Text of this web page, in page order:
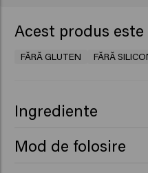
Acest produs este
FĂRĂ GLUTEN FĂRĂ
Ingrediente
Glycerin, Behentrimonium
Mod de folosire